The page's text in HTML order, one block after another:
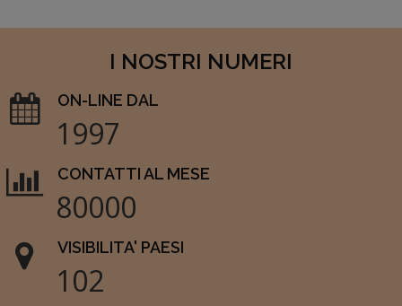
I NOSTRI NUMERI
ON-LINE DAL
1997
CONTATTI AL MESE
80000
VISIBILITA' PAESI
102